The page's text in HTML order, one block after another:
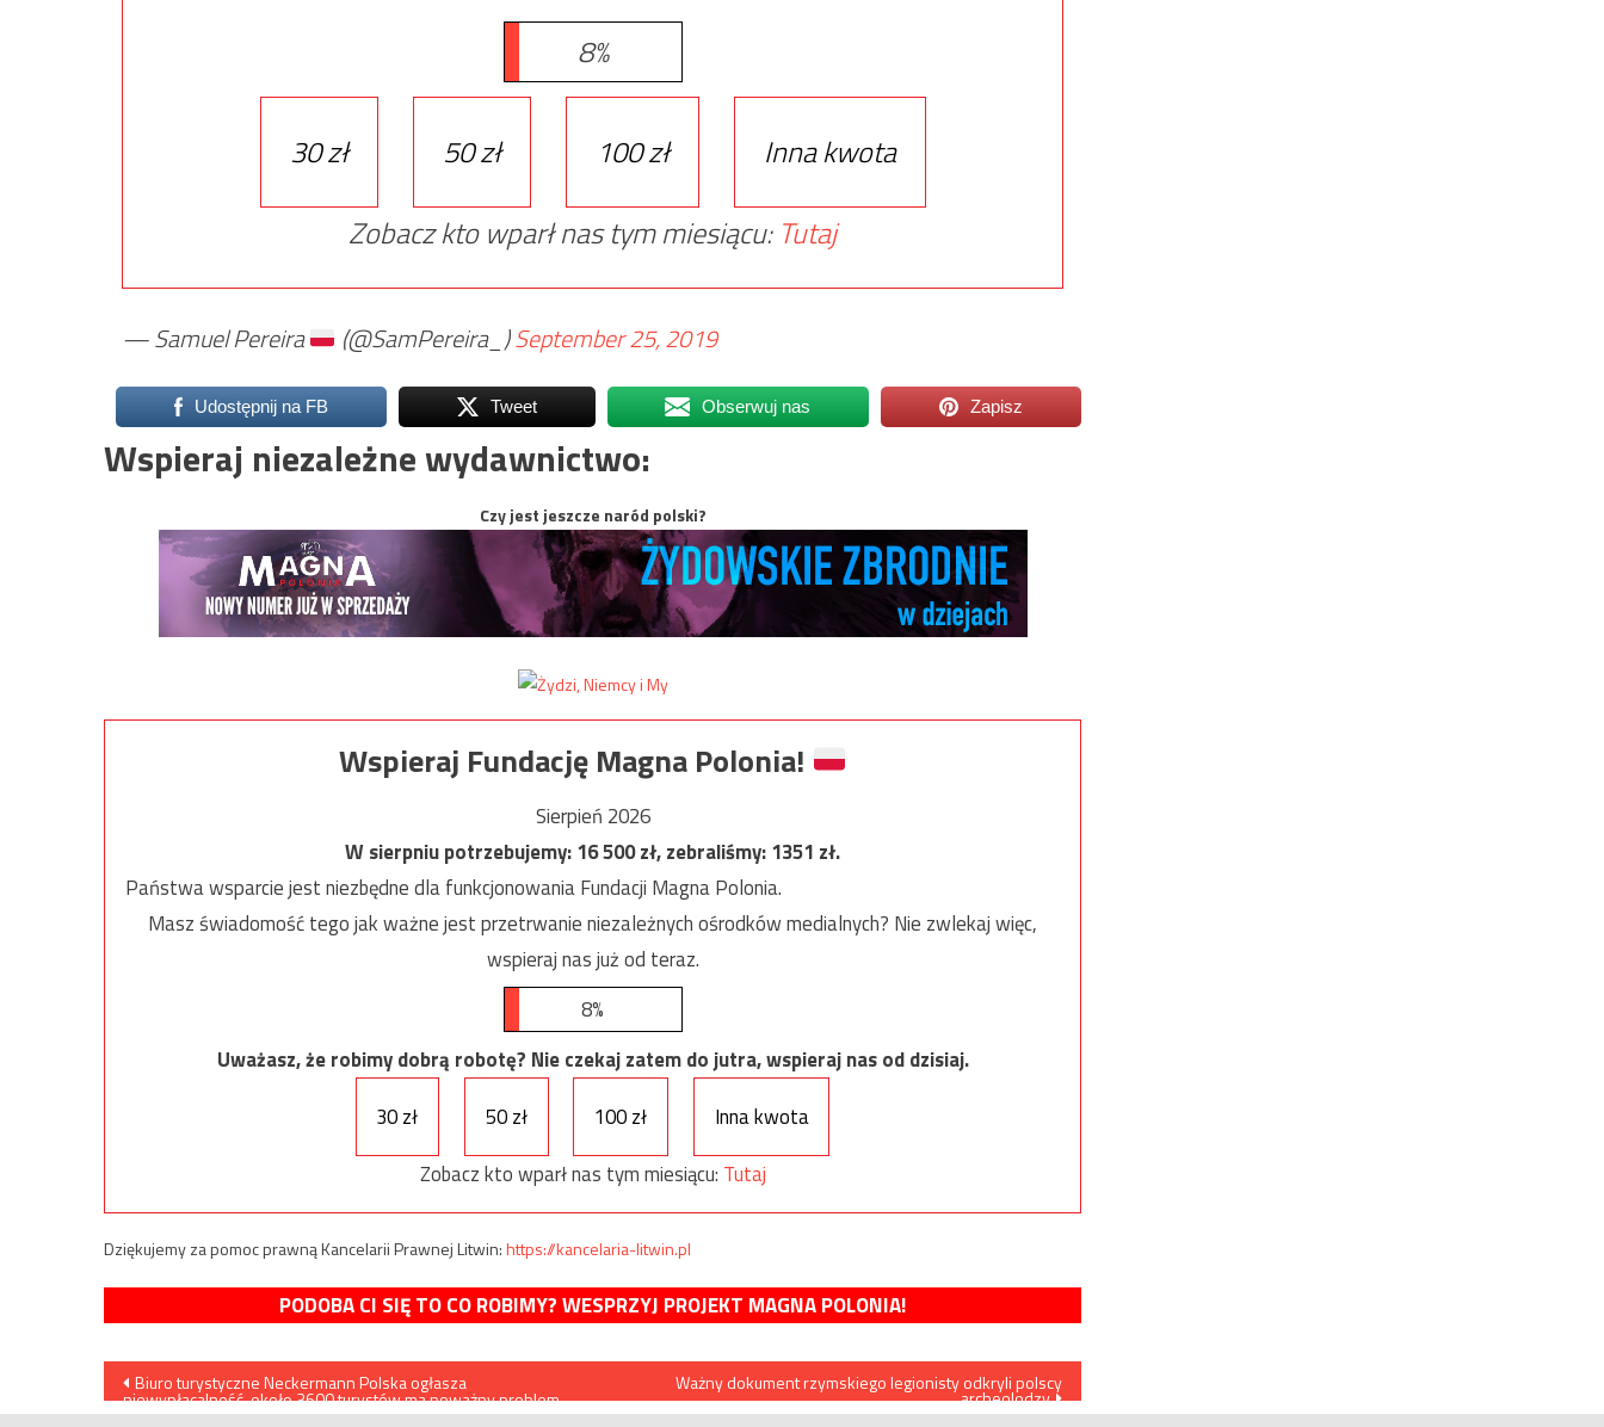
8%
30 zł 50 zł 100 zł
Inna kwota
Zobacz kto wparł nas tym miesiącu: Tutaj
— Samuel Pereira (@SamPereira_)September 25, 2019
Udostępnij na FB Tweet Obserwuj nas Zapisz
Wspieraj niezależne wydawnictwo:
Czy jest jeszcze naród polski?
Wspieraj Fundację Magna Polonia!
Sierpień 2026
W sierpniu potrzebujemy:16 500zł, zebraliśmy:1351 zł.
Państwa wsparcie jest niezbędne dla funkcjonowania Fundacji Magna Polonia.
Masz świadomość tego jak ważne jest przetrwanie niezależnych ośrodków medialnych? Nie zwlekaj więc,
wspieraj nas już od teraz.
8%
Uważasz, że robimy dobrą robotę? Nie czekaj zatem do jutra, wspieraj nas od dzisiaj.
30 zł
50 zł 100 zł
Inna kwota
Zobacz kto wparł nas tym miesiącu: Tutaj
Dziękujemy za pomoc prawną Kancelarii Prawnej Litwin:https://kancelaria-litwin.pl
PODOBA CI SIĘ TO CO ROBIMY? WESPRZYJ PROJEKT MAGNA POLONIA!
Nawigacja
Biuro turystyczne Neckermann Polska ogłasza
niewypłacalność, około 3600 turystów ma poważny problem
Ważny dokument rzymskiego legionisty odkryli polscy
archeolodzy